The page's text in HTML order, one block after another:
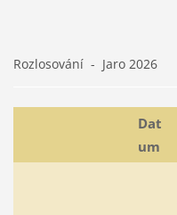
Rozlosování - Jaro 2026
Dat
um